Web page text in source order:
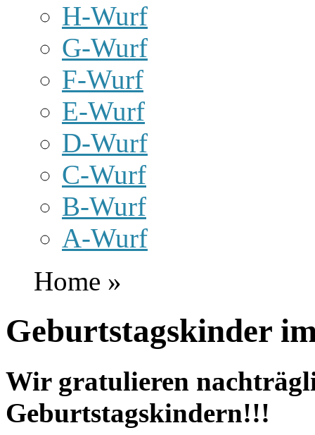
H-Wurf
G-Wurf
F-Wurf
E-Wurf
D-Wurf
C-Wurf
B-Wurf
A-Wurf
Home »
Geburtstagskinder
Wir gratulieren
Geburtstagskindern!!!